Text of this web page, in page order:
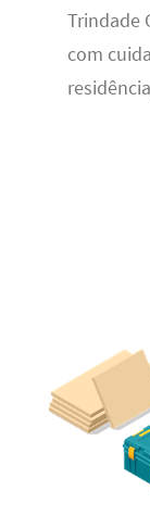
Trindade
com